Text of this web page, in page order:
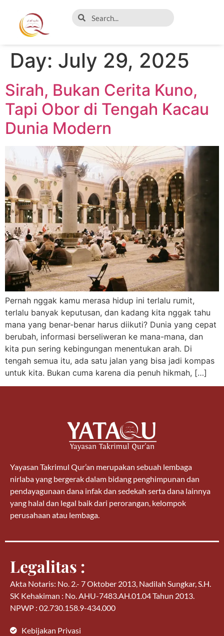
Day: July 29, 2025
Sirah, Bukan Cerita Kuno,
Tapi Obor di Tengah Kacau
Dunia Modern
Pernah nggak kamu merasa hidup ini terlalu rumit,
terlalu banyak keputusan, dan kadang kita nggak tahu
mana yang benar-benar harus diikuti? Dunia yang cepat
berubah, informasi berseliweran ke mana-mana, dan
kita pun sering kebingungan menentukan arah. Di
tengah semua itu, ada satu jalan yang bisa jadi kompas
untuk kita. Bukan cuma karena dia penuh hikmah, […]
Yayasan Takrimul Qur’an merupakan sebuah lembaga
nirlaba yang bergerak dalam bidang penghimpunan dan
pendayagunaan dana infak dan sedekah serta dana lainnya
yang halal dan legal baik dari perorangan, kelompok
perusahaan atau lembaga.
Legalitas :
Akta Notaris: No. 2.- 7 Oktober 2013, Nadilah Sungkar, S.H.
SK Kehakiman : No. AHU-7483.AH.01.04 Tahun 2013.
NPWP : 02.730.158.9-434.000
Kebijakan Privasi